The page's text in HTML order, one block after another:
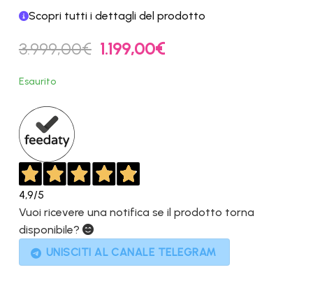
Scopri tutti i dettagli del prodotto
3.999,00€ Il
prezzo
1.199,00€Il
Esaurito
4,9/5
Vuoi ricevere una notifica se il prodotto torna
disponibile?
UNISCITI AL CANALE TELEGRAM